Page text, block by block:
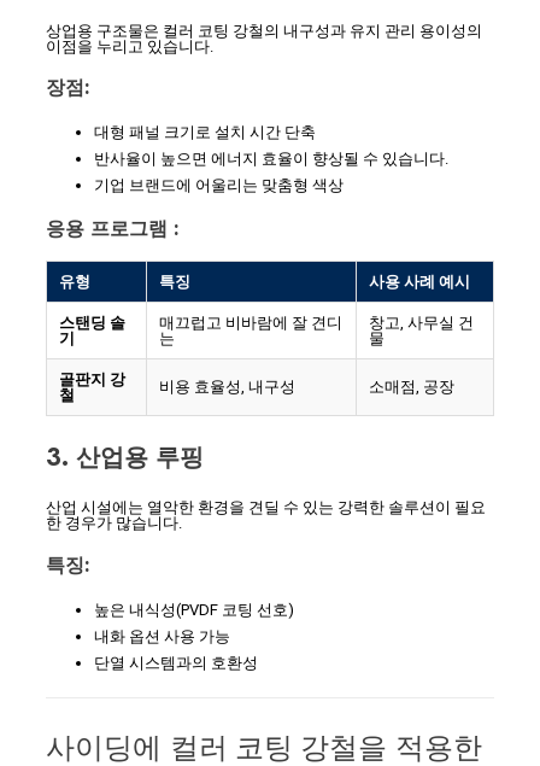
상업용 구조물은 컬러 코팅 강철의 내구성과 유지 관리 용이성의
이점을 누리고 있습니다.
장점:
대형 패널 크기로 설치 시간 단축
반사율이 높으면 에너지 효율이 향상될 수 있습니다.
기업 브랜드에 어울리는 맞춤형 색상
응용 프로그램 :
유형 특징 사용 사례 예시
스탠딩 솔
기
매끄럽고 비바람에 잘 견디
는
창고, 사무실 건
물
골판지 강
철
비용 효율성, 내구성 소매점, 공장
3. 산업용 루핑
산업 시설에는 열악한 환경을 견딜 수 있는 강력한 솔루션이 필요
한 경우가 많습니다.
특징:
높은 내식성(PVDF 코팅 선호)
내화 옵션 사용 가능
단열 시스템과의 호환성
사이딩에 컬러 코팅 강철을 적용한